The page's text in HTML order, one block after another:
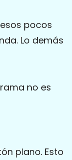
pocos
Lo demás
no es
plano. Esto